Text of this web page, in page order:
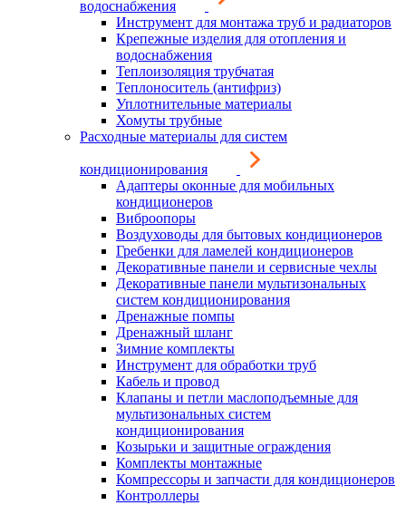
водоснабжения
Инструмент для монтажа труб и радиаторов
Крепежные изделия для отопления и
водоснабжения
Теплоизоляция трубчатая
Теплоноситель (антифриз)
Уплотнительные материалы
Хомуты трубные
Расходные материалы для систем
кондиционирования
Адаптеры оконные для мобильных
кондиционеров
Виброопоры
Воздуховоды для бытовых кондиционеров
Гребенки для ламелей кондиционеров
Декоративные панели и сервисные чехлы
Декоративные панели мультизональных
систем кондиционирования
Дренажные помпы
Дренажный шланг
Зимние комплекты
Инструмент для обработки труб
Кабель и провод
Клапаны и петли маслоподъемные для
мультизональных систем
кондиционирования
Козырьки и защитные ограждения
Комплекты монтажные
Компрессоры и запчасти для кондиционеров
Контроллеры